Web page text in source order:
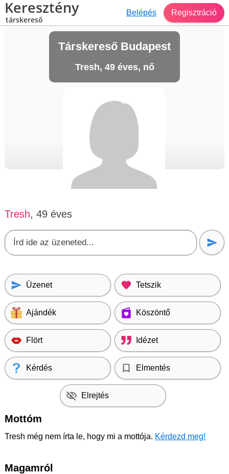
Keresztény
társkereső
Belépés Regisztráció
Társkereső Budapest
Tresh, 49 éves, nő
Tresh, 49 éves
Üzenet Tetszik
Ajándék Köszöntő
Flört Idézet
Kérdés Elmentés
Elrejtés
Mottóm
Tresh még nem írta le, hogy mi a mottója. Kérdezd meg!
Magamról